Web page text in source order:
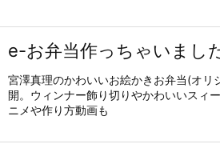
e-お弁当作っちゃいまし
宮澤真理のかわいいお絵かきお弁当(オリ
開。ウィンナー飾り切りやかわいいスィ
ニメや作り方動画も